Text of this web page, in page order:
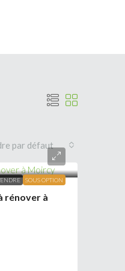
par défaut
SOUS OPTION
rénover à